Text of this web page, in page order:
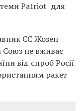
Patriot для
ЄС Жозеп
не вживає
від спроб Росії
ракет